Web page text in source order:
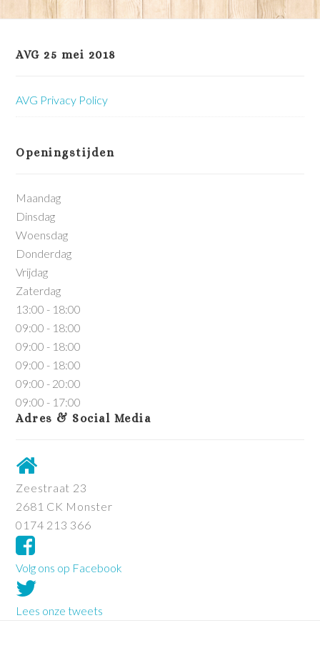
AVG 25 mei 2018
AVG Privacy Policy
Openingstijden
Maandag
Dinsdag
Woensdag
Donderdag
Vrijdag
Zaterdag
13:00 - 18:00
09:00 - 18:00
09:00 - 18:00
09:00 - 18:00
09:00 - 20:00
09:00 - 17:00
Adres & Social Media
Zeestraat 23
2681 CK Monster
0174 213 366
Volg ons op Facebook
Lees onze tweets